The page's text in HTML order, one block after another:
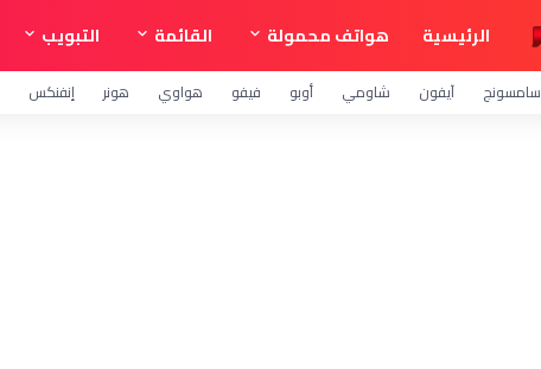
الرئيسية هواتف محمولة القائمة التبويب
سامسونج آيفون شاومي أوبو فيفو هواوي هونر إنفنكس